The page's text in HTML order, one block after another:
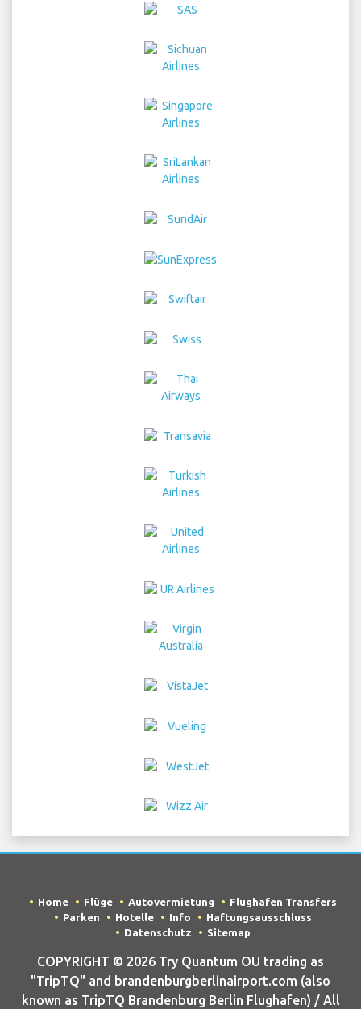
Home Flüge Autovermietung
Flughafen Transfers
Parken
Hotelle Info
Haftungsausschluss
Datenschutz
Sitemap
COPYRIGHT © 2026 Try Quantum OU trading as
"TripTQ" and brandenburgberlinairport.com (also
known as TripTQ Brandenburg Berlin Flughafen) / All